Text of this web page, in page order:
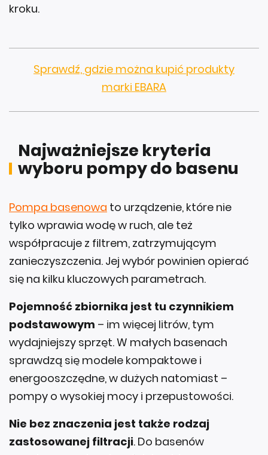
kroku.
Sprawdź, gdzie można kupić produkty
marki EBARA
Najważniejsze kryteria
wyboru pompy do basenu
Pompa basenowa to urządzenie, które nie
tylko wprawia wodę w ruch, ale też
współpracuje z filtrem, zatrzymującym
zanieczyszczenia. Jej wybór powinien opierać
się na kilku kluczowych parametrach.
Pojemność zbiornika jest tu czynnikiem
podstawowym – im więcej litrów, tym
wydajniejszy sprzęt. W małych basenach
sprawdzą się modele kompaktowe i
energooszczędne, w dużych natomiast –
pompy o wysokiej mocy i przepustowości.
Nie bez znaczenia jest także rodzaj
zastosowanej filtracji. Do basenów